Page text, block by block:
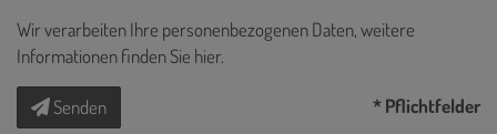
Wir verarbeiten Ihre personenbezogenen Daten, weitere
Informationen finden Sie hier.
Senden * Pflichtfelder